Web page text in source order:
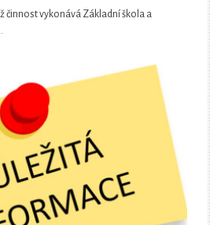
činnost vykonává Základní škola a